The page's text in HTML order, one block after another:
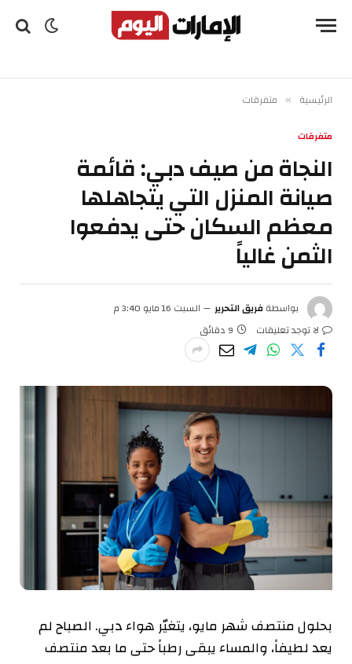
الرئيسية » متفرقات
متفرقات
النجاة من صيف دبي: قائمة
صيانة المنزل التي يتجاهلها
معظم السكان حتى يدفعوا
الثمن غالياً
بواسطةفريق التحرير
السبت 16 مايو 3:40 م
لا توجد تعليقات
9 دقائق
بحلول منتصف شهر مايو، يتغيّر هواء دبي. الصباح لم
يعد لطيفاً، والمساء يبقى رطباً حتى ما بعد منتصف